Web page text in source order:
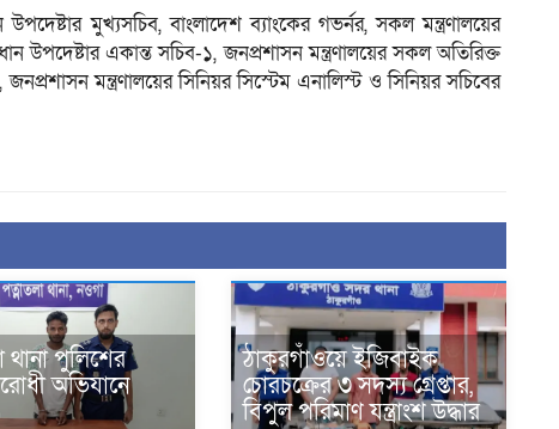
উপদেষ্টার মুখ্যসচিব, বাংলাদেশ ব্যাংকের গভর্নর, সকল মন্ত্রণালয়ের
উপদেষ্টার একান্ত সচিব-১, জনপ্রশাসন মন্ত্রণালয়ের সকল অতিরিক্ত
মন্ত্রণালয়ের সিনিয়র সিস্টেম এনালিস্ট ও সিনিয়র সচিবের
থানা পুলিশের
অভিযানে
ঠাকুরগাঁওয়ে ইজিবাইক
চোরচক্রের ৩ সদস্য গ্রেপ্তার,
বিপুল পরিমাণ যন্ত্রাংশ উদ্ধার ‎